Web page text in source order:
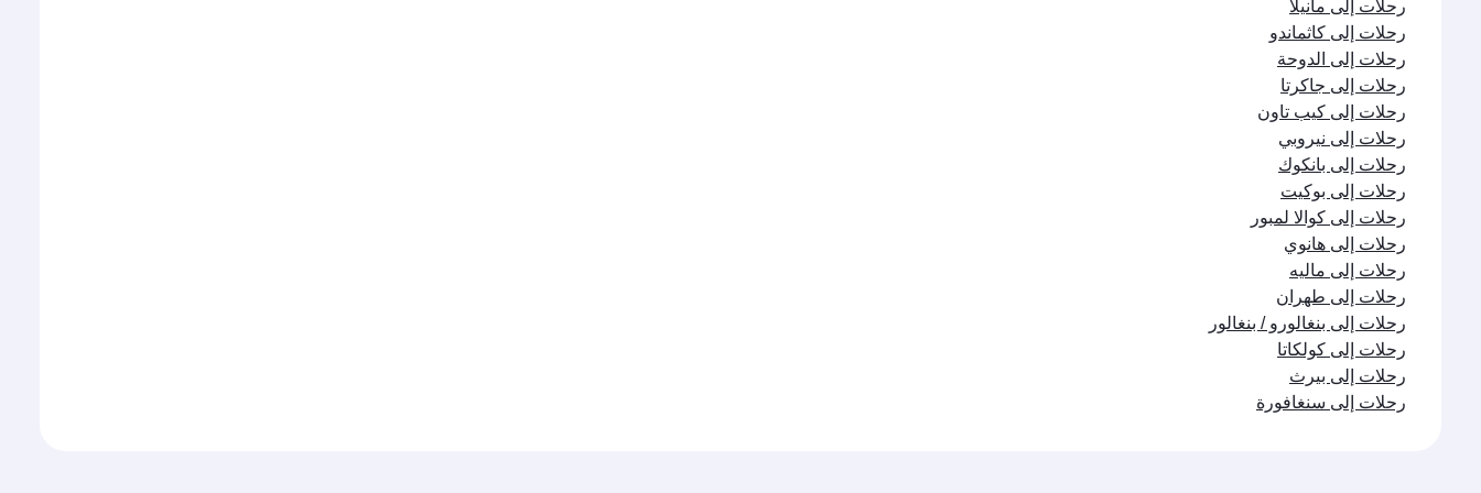
رحلات إلى مانيلا
رحلات إلى كاثماندو
رحلات إلى الدوحة
رحلات إلى جاكرتا
رحلات إلى كيب تاون
رحلات إلى نيروبي
رحلات إلى بانكوك
رحلات إلى بوكيت
رحلات إلى كوالا لمبور
رحلات إلى هانوي
رحلات إلى ماليه
رحلات إلى طهران
رحلات إلى بنغالورو / بنغالور
رحلات إلى كولكاتا
رحلات إلى بيرث
رحلات إلى سنغافورة